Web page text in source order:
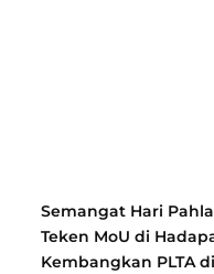
Semangat Hari
Teken MoU di
Kembangkan PLTA